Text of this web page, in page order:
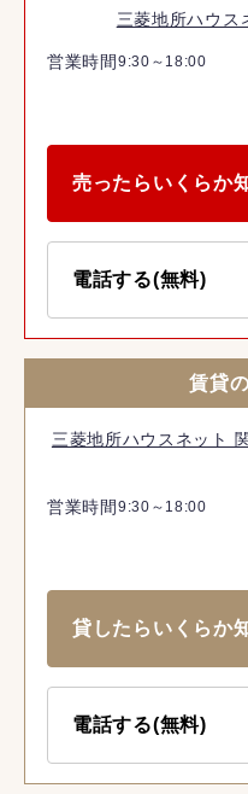
三菱地所ハウス
営業時間 9:30～18:00
売ったらいくらか
電話する(無料)
賃貸
三菱地所ハウスネット
営業時間 9:30～18:00
貸したらいくらか
電話する(無料)